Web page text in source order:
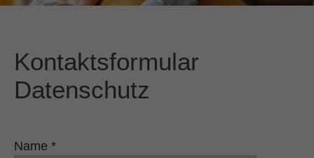
Kontaktsformular
Datenschutz
Name *